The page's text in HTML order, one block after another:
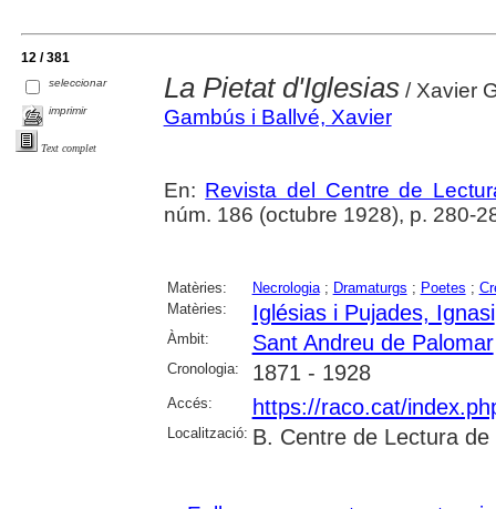
12 / 381
seleccionar
imprimir
Text complet
La Pietat d'Iglesias/ Xavier
Gambús i Ballvé, Xavier
En: Revista del Centre de
núm. 186 (octubre 1928), p. 280-
Matèries: Necrologia; Dramaturgs ; Poetes ;
Matèries:
Iglésias i Pujades, Ignasi
Àmbit: Sant Andreu de Palomar
Cronologia: 1871 - 1928
Accés: https://raco.cat/
Localització: B. Centre de Lectura de